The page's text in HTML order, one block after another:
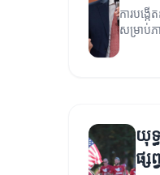
ការបង្ក
សម្រាប់ភ
នេះដើម្
យុទ្
ផ្ស